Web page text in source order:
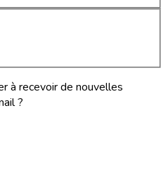
à recevoir de nouvelles
?